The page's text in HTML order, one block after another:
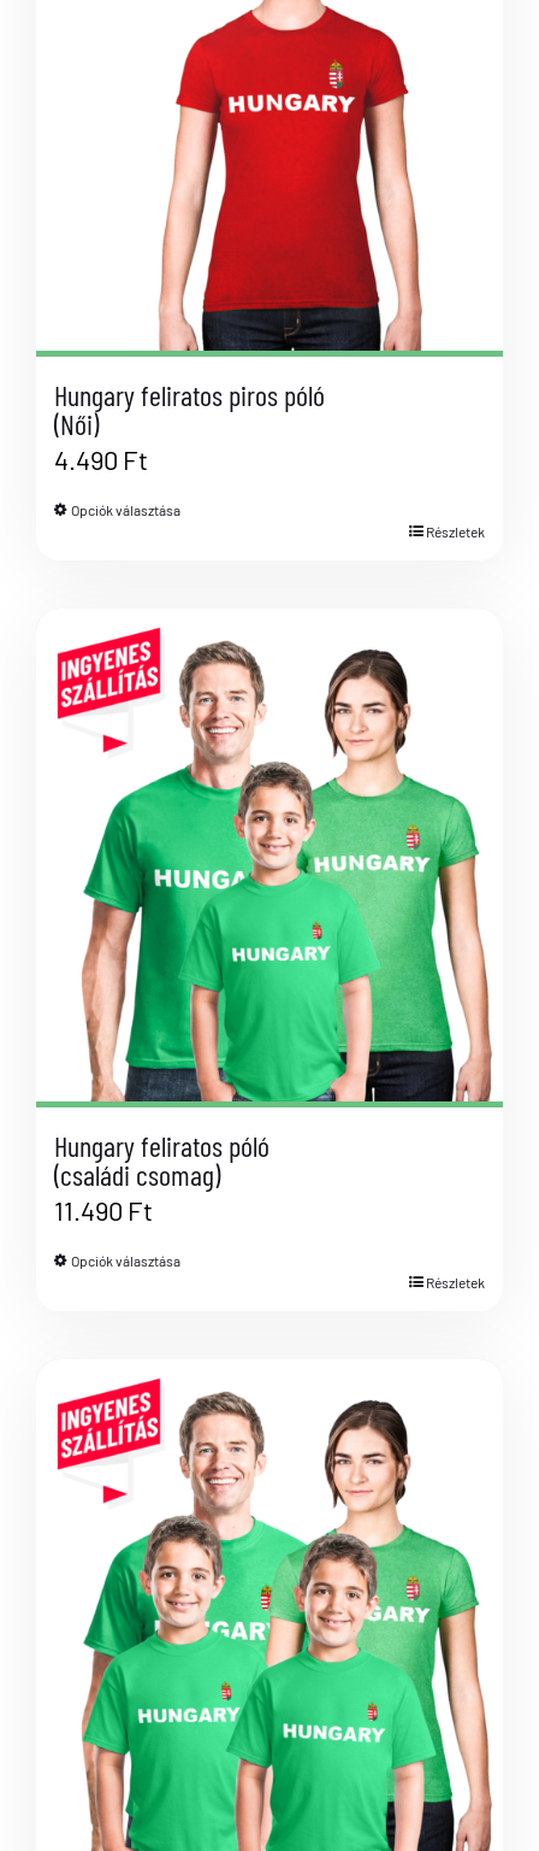
Hungary feliratos piros póló
(Női)
4.490 Ft
Opciók választása
Részletek
Hungary feliratos póló
(családi csomag)
11.490 Ft
Opciók választása
Részletek